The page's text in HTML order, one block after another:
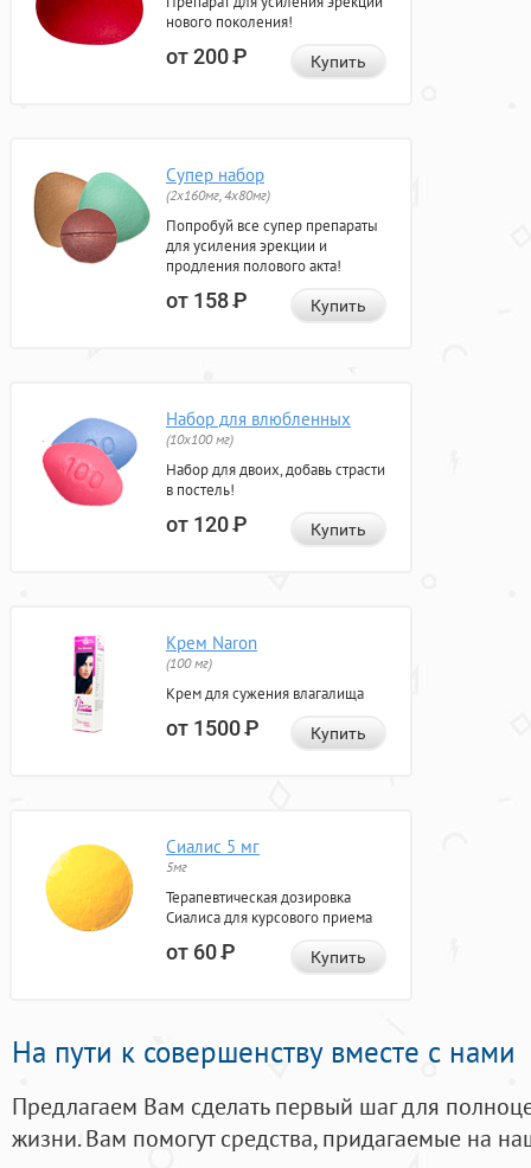
нового поколения!
от 200Р Купить
Супер набор
(2х160мг, 4х80мг)
Попробуй все супер препараты
для усиления эрекции и
продления полового акта!
от 158Р Купить
Набор для влюбленных
(10х100 мг)
Набор для двоих, добавь страсти
в постель!
от 120Р Купить
Крем Naron
(100 мг)
Крем для сужения влагалища
от 1500Р Купить
Сиалис 5 мг
5мг
Терапевтическая дозировка
Сиалиса для курсового приема
от 60Р Купить
На пути к совершенству вместе с нами
Предлагаем Вам сделать первый шаг для
жизни. Вам помогут средства, придагаемые на